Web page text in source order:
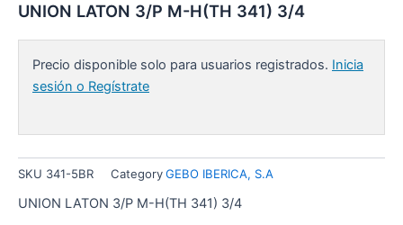
UNION LATON 3/P M-H(TH 341) 3/4
Precio disponible solo para usuarios registrados. Inicia
sesión o Regístrate
SKU 341-5BR CategoryGEBO IBERICA, S.A
UNION LATON 3/P M-H(TH 341) 3/4